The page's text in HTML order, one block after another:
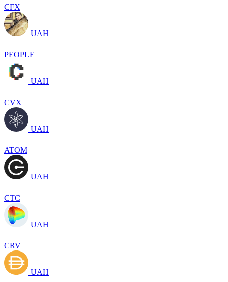
CFX
UAH
PEOPLE
UAH
CVX
UAH
ATOM
UAH
CTC
UAH
CRV
UAH